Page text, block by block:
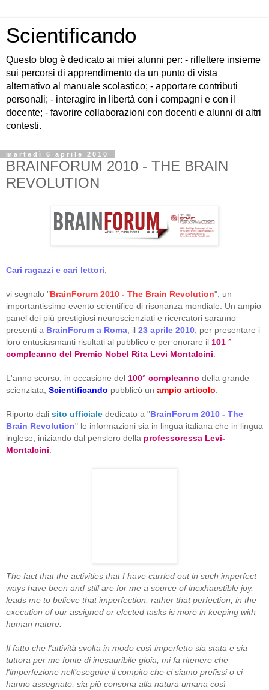
Scientificando
Questo blog è dedicato ai miei alunni per: - riflettere insieme
sui percorsi di apprendimento da un punto di vista
alternativo al manuale scolastico; - apportare contributi
personali; - interagire in libertà con i compagni e con il
docente; - favorire collaborazioni con docenti e alunni di altri
contesti.
martedì 6 aprile 2010
BRAINFORUM 2010 - THE BRAIN
REVOLUTION
Cari ragazzi e cari lettori
vi segnalo "BrainForum 2010 - The Brain Revolution", un
importantissimo evento scientifico di risonanza mondiale. Un ampio
panel dei più prestigiosi neuroscienziati e ricercatori saranno
presenti a BrainForum a Roma , il 23 aprile 2010 , per presentare i
loro entusiasmanti risultati al pubblico e per onorare il 101 °
compleanno del Premio Nobel Rita Levi Montalcini
L'anno scorso, in occasione del 100° compleanno della grande
scienziata, Scientificando pubblicò un ampio articolo
Riporto dali sito ufficiale dedicato a "BrainForum 2010 - The
Brain Revolution" le informazioni sia in lingua italiana che in lingua
inglese, iniziando dal pensiero della professoressa Levi-
Montalcini
The fact that the activities that I have carried out in such imperfect
ways have been and still are for me a source of inexhaustible joy,
leads me to believe that imperfection, rather that perfection, in the
execution of our assigned or elected tasks is more in keeping with
human nature.
Il fatto che l'attività svolta in modo così imperfetto sia stata e sia
tuttora per me fonte di inesauribile gioia, mi fa ritenere che
l'imperfezione nell’eseguire il compito che ci siamo prefissi o ci
hanno assegnato, sia più consona alla natura umana così